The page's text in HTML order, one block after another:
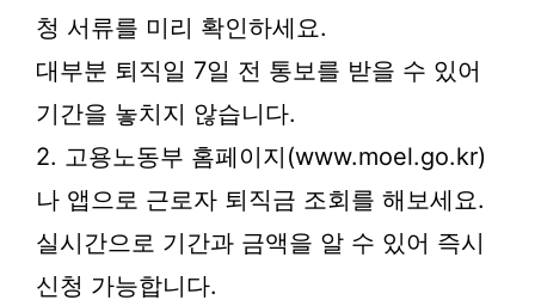
청 서류를 미리 확인하세요.
대부분 퇴직일 7일 전 통보를 받을 수 있어
기간을 놓치지 않습니다.
2. 고용노동부 홈페이지(www.moel.go.kr)
나 앱으로 근로자 퇴직금 조회를 해보세요.
실시간으로 기간과 금액을 알 수 있어 즉시
신청 가능합니다.